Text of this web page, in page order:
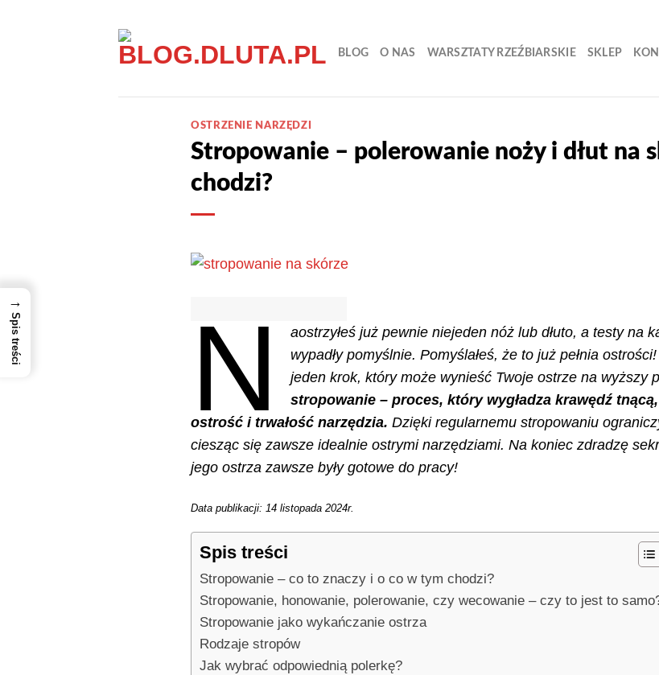
BLOG O NAS WARSZTATY RZEŹBIARSKIE SKLEP
OSTRZENIE NARZĘDZI
Stropowanie – polerowanie noży i dłut na
chodzi?
N
aostrzyłeś już pewnie niejeden nóż lub dłuto, a testy na
wypadły pomyślnie. Pomyślałeś, że to już pełnia
jeden krok, który może wynieść Twoje ostrze na wyższy
stropowanie – proces, który wygładza krawędź
ostrość i trwałość narzędzia. Dzięki regularnemu stropowaniu
ciesząc się zawsze idealnie ostrymi narzędziami. Na koniec zdradzę
jego ostrza zawsze były gotowe do pracy!
Data publikacji: 14 listopada 2024r.
Spis treści
Stropowanie – co to znaczy i o co w tym chodzi?
Stropowanie, honowanie, polerowanie, czy wecowanie – czy to jest to
Stropowanie jako wykańczanie ostrza
Rodzaje stropów
Jak wybrać odpowiednią polerkę?
→
Spis treści